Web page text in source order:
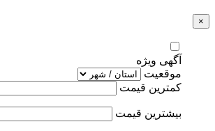
×
آگهی ویژه
موقعیت
کمترین قیمت
بیشترین قیمت